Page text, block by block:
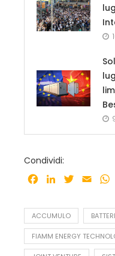
Condividi:
Facebook
LinkedInTwitter
Email
ACCUMULO
FIAMM ENERGY